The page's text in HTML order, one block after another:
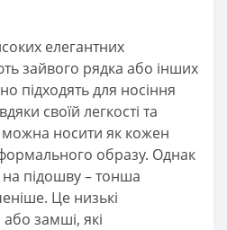
елегантних
зайвого рядка або інших
підходять для носіння
своїй легкості та
можна носити як кожен
образу. Однак
на підошву – тонша
Це низькі
або замші, які